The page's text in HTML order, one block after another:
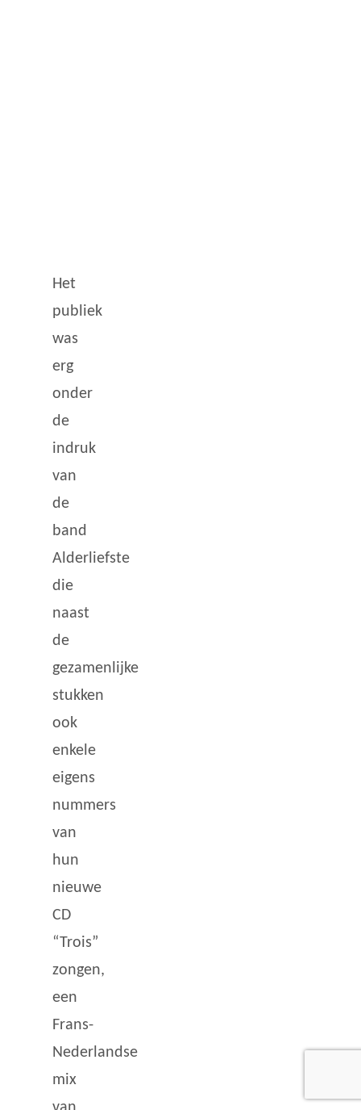
Het
publiek
was
erg
onder
de
indruk
van
de
band
Alderliefste
die
naast
de
gezamenlijke
stukken
ook
enkele
eigens
nummers
van
hun
nieuwe
CD
“Trois”
zongen,
een
Frans-
Nederlandse
mix